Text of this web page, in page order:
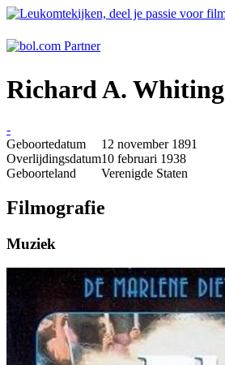
Richard A. Whiting
-
Geboortedatum
12 november 1891
Overlijdingsdatum10 februari 1938
Geboorteland
Verenigde Staten
Filmografie
Muziek